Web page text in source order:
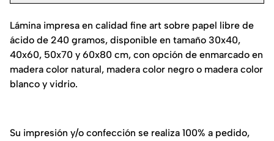
Lámina impresa en calidad fine art sobre papel libre de
ácido de 240 gramos, disponible en tamaño 30x40,
40x60, 50x70 y 60x80 cm, con opción de enmarcado en
madera color natural, madera color negro o madera color
blanco y vidrio.
Su impresión y/o confección se realiza 100% a pedido,